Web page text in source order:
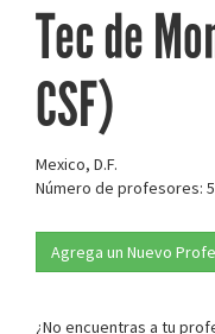
Tec de
CSF)
Mexico, D.F.
Número de profesores:
Agrega un Nuevo
¿No encuentras a tu